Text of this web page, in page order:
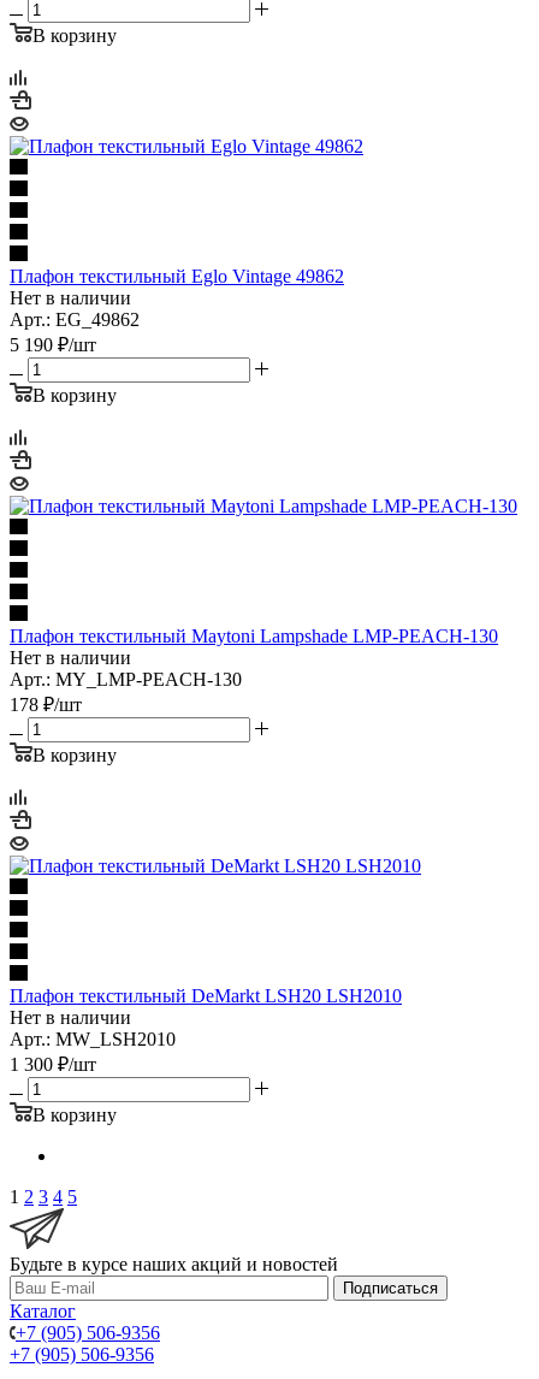
В корзину
Плафон текстильный Eglo Vintage 49862
Нет в наличии
Арт.: EG_49862
5 190 ₽/шт
В корзину
Плафон текстильный Maytoni Lampshade LMP-PEACH-130
Нет в наличии
Арт.: MY_LMP-PEACH-130
178 ₽/шт
В корзину
Плафон текстильный DeMarkt LSH20 LSH2010
Нет в наличии
Арт.: MW_LSH2010
1 300 ₽/шт
В корзину
1 2 3 4 5
Будьте в курсе наших акций и новостей
Подписаться
Каталог
+7 (905) 506-9356
+7 (905) 506-9356